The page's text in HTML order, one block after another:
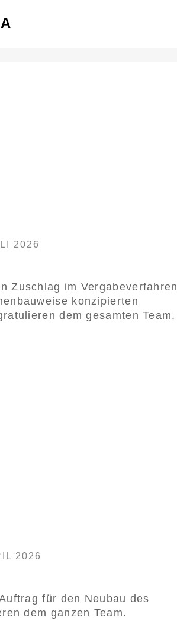
2026
Zuschlag im Vergabeverfahren
konzipierten
dem gesamten Team.
2026
für den Neubau des
dem ganzen Team.